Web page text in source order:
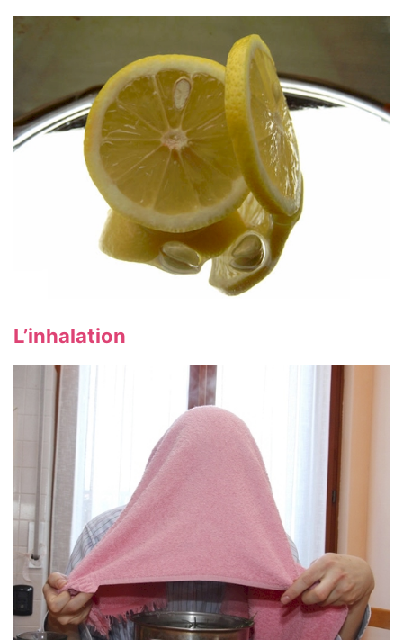
L’inhalation